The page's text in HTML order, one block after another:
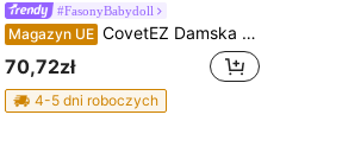
#FasonyBabydoll
Magazyn UE CovetEZ Damska swobodna kamizelka dżinsowa z wiązaniem kokardowym, falbaną u dołu i niebieskim kolorem
70,72zł
4-5 dni roboczych